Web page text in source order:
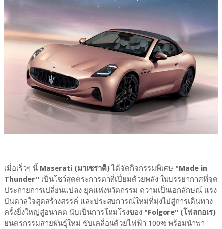
เมื่อเร็วๆ นี้ Maserati (มาเซราติ)ได้จัดกิจกรรมพิเศษ "Made in
Thunder" เป็นโชว์สุดตระการตาที่เปี่ยมด้วยพลัง ในบรรยากาศที่จุด
ประกายการเปลี่ยนแปลง ยุคแห่งนวัตกรรม ความเป็นเอกลักษณ์ แรง
บันดาลใจสุดสร้างสรรค์ และประสบการณ์ใหม่ที่มุ่งไปสู่การเดินทาง
ครั้งยิ่งใหญ่สู่อนาคต นับเป็นการโหมโรงของ "Folgore" (โฟลกอเร)
ยนตรกรรมสายพันธุ์ใหม่ ขับเคลื่อนด้วยไฟฟ้า 100% พร้อมนำพา